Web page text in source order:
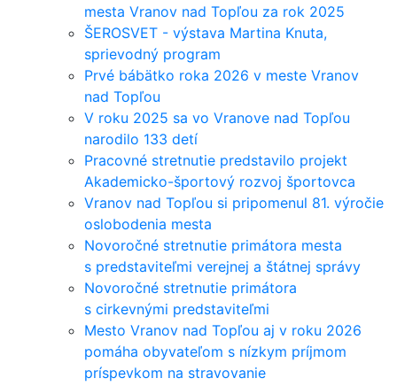
mesta Vranov nad Topľou za rok 2025
ŠEROSVET - výstava Martina Knuta,
sprievodný program
Prvé bábätko roka 2026 v meste Vranov
nad Topľou
V roku 2025 sa vo Vranove nad Topľou
narodilo 133 detí
Pracovné stretnutie predstavilo projekt
Akademicko-športový rozvoj športovca
Vranov nad Topľou si pripomenul 81. výročie
oslobodenia mesta
Novoročné stretnutie primátora mesta
s predstaviteľmi verejnej a štátnej správy
Novoročné stretnutie primátora
s cirkevnými predstaviteľmi
Mesto Vranov nad Topľou aj v roku 2026
pomáha obyvateľom s nízkym príjmom
príspevkom na stravovanie